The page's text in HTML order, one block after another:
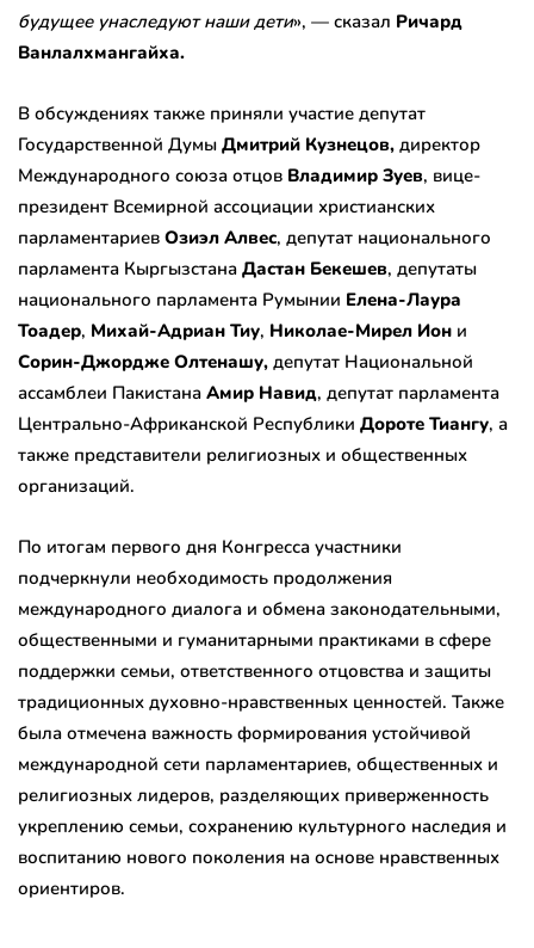
будущее унаследуют наши дети», — сказал Ричард
Ванлалхмангайха.
В обсуждениях также приняли участие депутат
Государственной Думы Дмитрий Кузнецов, директор
Международного союза отцов Владимир Зуев, вице-
президент Всемирной ассоциации христианских
парламентариев Озиэл Алвес, депутат национального
парламента Кыргызстана Дастан Бекешев, депутаты
национального парламента Румынии Елена-Лаура
Тоадер, Михай-Адриан Тиу, Николае-Мирел Ион и
Сорин-Джордже Олтенашу, депутат Национальной
ассамблеи Пакистана Амир Навид, депутат парламента
Центрально-Африканской Республики Дороте Тиангу, а
также представители религиозных и общественных
организаций.
По итогам первого дня Конгресса участники
подчеркнули необходимость продолжения
международного диалога и обмена законодательными,
общественными и гуманитарными практиками в сфере
поддержки семьи, ответственного отцовства и защиты
традиционных духовно-нравственных ценностей. Также
была отмечена важность формирования устойчивой
международной сети парламентариев, общественных и
религиозных лидеров, разделяющих приверженность
укреплению семьи, сохранению культурного наследия и
воспитанию нового поколения на основе нравственных
ориентиров.